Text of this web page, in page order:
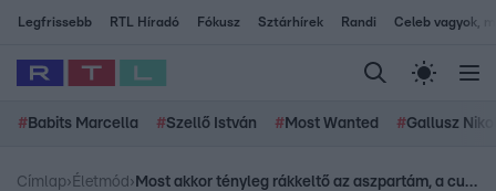
Legfrissebb RTL Híradó Fókusz Sztárhírek Randi Celeb vagyok,
# Babits Marcella #Szellő István # Most Wanted #Gallusz
Címlap› Életmód › Most akkor tényleg rákkeltő az aszpartám, a cukormentes üdítők egyik legfontosabb édesítőszere?